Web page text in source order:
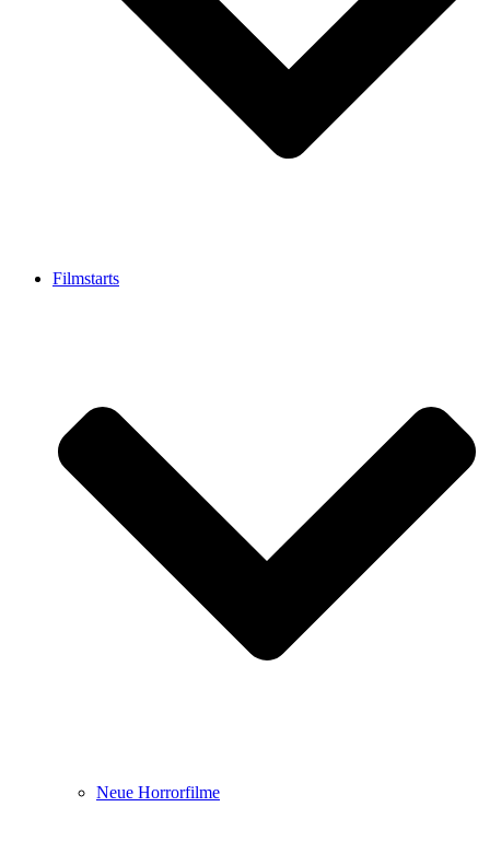
Filmstarts
Neue Horrorfilme